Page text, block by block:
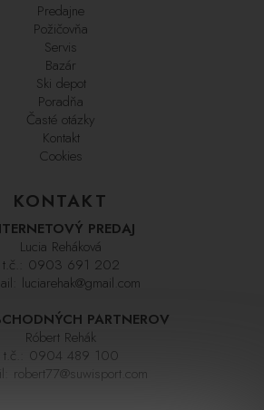
Predajne
Požičovňa
Servis
Bazár
Ski depot
Poradňa
Časté otázky
Kontakt
Cookies
KONTAKT
PREDAJ
Lucia Reháková
t.č.: 0903 691 202
luciarehak@gmail.com
PARTNEROV
Róbert Rehák
t.č.: 0904 489 100
robert77@suwisport.com